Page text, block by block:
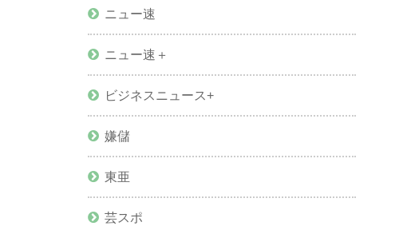
ニュー速
ニュー速＋
ビジネスニュース+
嫌儲
東亜
芸スポ